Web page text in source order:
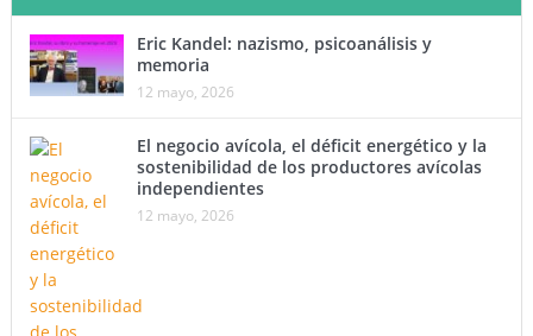
Eric Kandel: nazismo, psicoanálisis y
memoria
12 mayo, 2026
El negocio avícola, el déficit energético y la
sostenibilidad de los productores avícolas
independientes
12 mayo, 2026